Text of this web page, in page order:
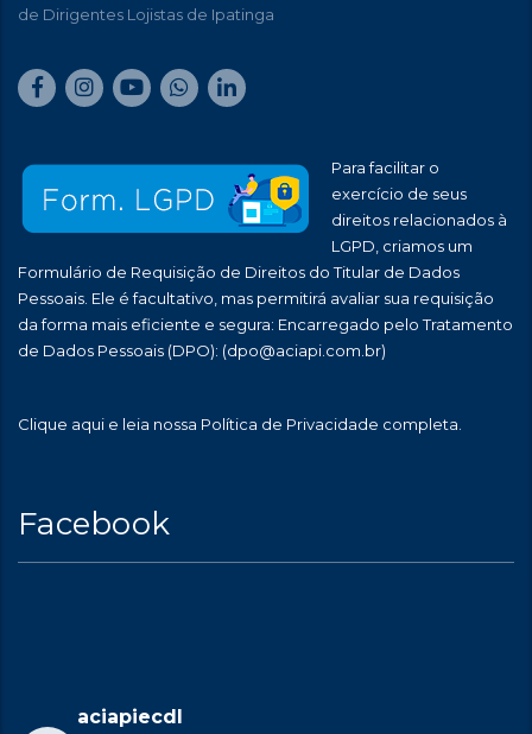
de Dirigentes Lojistas de Ipatinga
Para facilitar o
exercício de seus
direitos relacionados à
LGPD, criamos um
Formulário de Requisição de Direitos do Titular de Dados
Pessoais. Ele é facultativo, mas permitirá avaliar sua requisição
da forma mais eficiente e segura: Encarregado pelo Tratamento
de Dados Pessoais (DPO): (dpo@aciapi.com.br)
Clique aqui e leia nossa Política de Privacidade completa.
Facebook
aciapiecdl